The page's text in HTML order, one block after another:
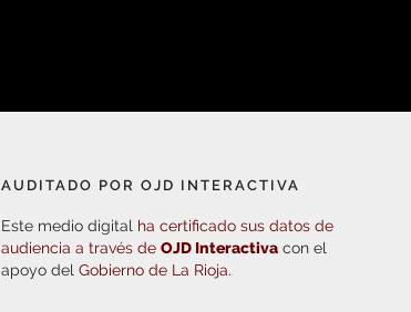
AUDITADO POR OJD INTERACTIVA
Este medio digital ha certificado sus datos de
audiencia a través deOJD Interactiva con el
apoyo delGobierno de La Rioja.